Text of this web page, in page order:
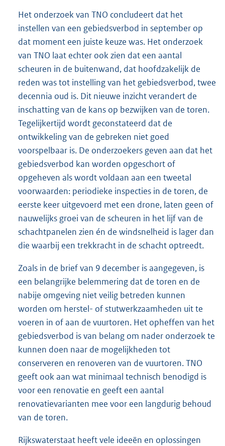
Het onderzoek van TNO concludeert dat het
instellen van een gebiedsverbod in september op
dat moment een juiste keuze was. Het onderzoek
van TNO laat echter ook zien dat een aantal
scheuren in de buitenwand, dat hoofdzakelijk de
reden was tot instelling van het gebiedsverbod, twee
decennia oud is. Dit nieuwe inzicht verandert de
inschatting van de kans op bezwijken van de toren.
Tegelijkertijd wordt geconstateerd dat de
ontwikkeling van de gebreken niet goed
voorspelbaar is. De onderzoekers geven aan dat het
gebiedsverbod kan worden opgeschort of
opgeheven als wordt voldaan aan een tweetal
voorwaarden: periodieke inspecties in de toren, de
eerste keer uitgevoerd met een drone, laten geen of
nauwelijks groei van de scheuren in het lijf van de
schachtpanelen zien én de windsnelheid is lager dan
die waarbij een trekkracht in de schacht optreedt.
Zoals in de brief van 9 december is aangegeven, is
een belangrijke belemmering dat de toren en de
nabije omgeving niet veilig betreden kunnen
worden om herstel- of stutwerkzaamheden uit te
voeren in of aan de vuurtoren. Het opheffen van het
gebiedsverbod is van belang om nader onderzoek te
kunnen doen naar de mogelijkheden tot
conserveren en renoveren van de vuurtoren. TNO
geeft ook aan wat minimaal technisch benodigd is
voor een renovatie en geeft een aantal
renovatievarianten mee voor een langdurig behoud
van de toren.
Rijkswaterstaat heeft vele ideeën en oplossingen